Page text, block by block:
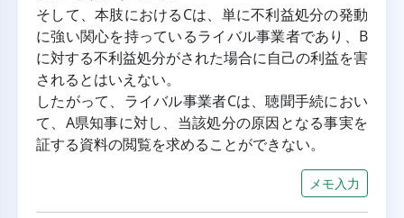
そして、本肢におけるCは、単に不利益処分の発動
に強い関心を持っているライバル事業者であり、B
に対する不利益処分がされた場合に自己の利益を害
されるとはいえない。
したがって、ライバル事業者Cは、聴聞手続におい
て、A県知事に対し、当該処分の原因となる事実を
証する資料の閲覧を求めることができない。
メモ入力